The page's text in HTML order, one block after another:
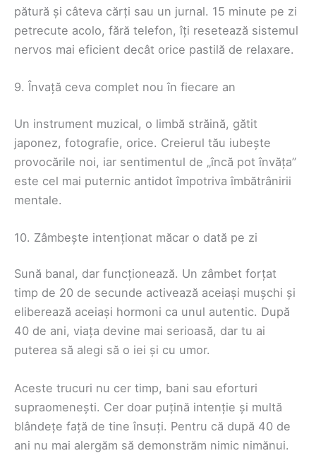
pătură și câteva cărți sau un jurnal. 15 minute pe zi
petrecute acolo, fără telefon, îți resetează sistemul
nervos mai eficient decât orice pastilă de relaxare.
9. Învață ceva complet nou în fiecare an
Un instrument muzical, o limbă străină, gătit
japonez, fotografie, orice. Creierul tău iubește
provocările noi, iar sentimentul de „încă pot învăța”
este cel mai puternic antidot împotriva îmbătrânirii
mentale.
10. Zâmbește intenționat măcar o dată pe zi
Sună banal, dar funcționează. Un zâmbet forțat
timp de 20 de secunde activează aceiași mușchi și
eliberează aceiași hormoni ca unul autentic. După
40 de ani, viața devine mai serioasă, dar tu ai
puterea să alegi să o iei și cu umor.
Aceste trucuri nu cer timp, bani sau eforturi
supraomenești. Cer doar puțină intenție și multă
blândețe față de tine însuți. Pentru că după 40 de
ani nu mai alergăm să demonstrăm nimic nimănui.